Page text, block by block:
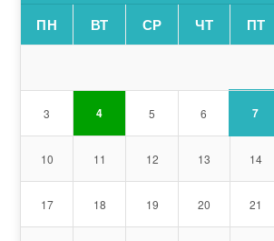
ПН ВТ СР ЧТ ПТ
3 4 5 6 7
10 11 12 13 14
17 18 19 20 21